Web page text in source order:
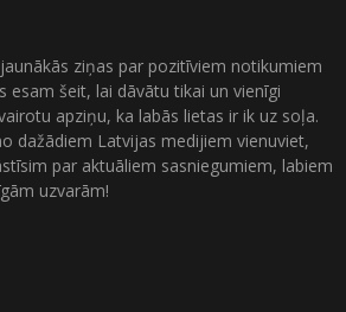
ziņas par pozitīviem notikumiem
esam šeit, lai dāvātu tikai un vienīgi
apziņu, ka labās lietas ir ik uz soļa.
dažādiem Latvijas medijiem vienuviet,
par aktuāliem sasniegumiem, labiem
uzvarām!